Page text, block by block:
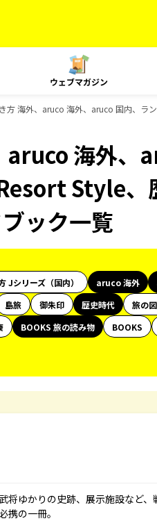
ウェブマガジン
方 海外、aruco 海外、aruco 国内、ラ
aruco 海外、
Style、
ック一覧
Jシリーズ（国内） aruco 海外
島旅 御朱印 歴史時代 旅の
BOOKS 旅の読み物 BOOKS
将ゆかりの史跡、展示施設など
携の一冊。